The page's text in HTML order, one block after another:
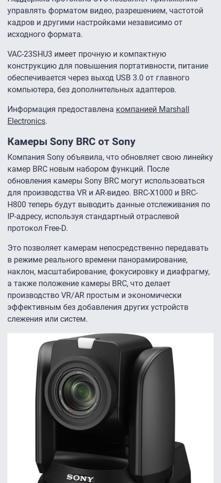
управлять форматом видео, разрешением, частотой
кадров и другими настройками независимо от
исходного формата.
VAC-23SHU3 имеет прочную и компактную
конструкцию для повышения портативности, питание
обеспечивается через выход USB 3.0 от главного
компьютера, без дополнительных адаптеров.
Информация предоставлена компанией Marshall
Electronics.
Камеры Sony BRC от Sony
Компания Sony объявила, что обновляет свою линейку
камер BRC новым набором функций. После
обновления камеры Sony BRC могут использоваться
для производства VR и AR-видео. BRC-X1000 и BRC-
H800 теперь будут выводить данные отслеживания по
IP-адресу, используя стандартный отраслевой
протокол Free-D.
Это позволяет камерам непосредственно передавать
в режиме реального времени панорамирование,
наклон, масштабирование, фокусировку и диафрагму,
а также положение камеры BRC, что делает
производство VR/AR простым и экономически
эффективным без добавления других устройств
слежения или систем.